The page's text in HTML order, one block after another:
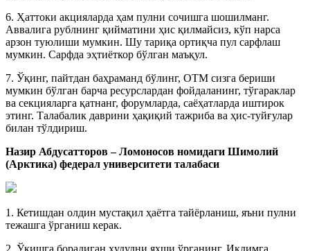
6. Ҳаттоки акцияларда ҳам пулни сочишга шошилманг.
Аввалига рублнинг қийматини ҳис қилмайсиз, кўп нарса
арзон туюлиши мумкин. Шу тариқа ортиқча пул сарфлаш
мумкин. Сарфда эҳтиёткор бўлган маъқул.
7. Ўқинг, пайтдан баҳраманд бўлинг, ОТМ сизга бериши
мумкин бўлган барча ресурслардан фойдаланинг, тўгараклар
ва секцияларга қатнанг, форумларда, саёҳатларда иштирок
этинг. Талабалик даврини ҳақиқий тажриба ва ҳис-туйғулар
билан тўлдириш.
Назир Абдусатторов – Ломоносов номидаги Шимолий
(Арктика) федерал университети талабаси
1. Кетишдан олдин мустақил ҳаётга тайёрланиш, яъни пулни
тежашга ўрганиш керак.
2. Ўқишга борадиган ҳудудни яхши ўрганинг. Иқлимга